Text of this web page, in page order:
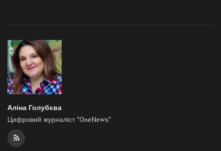
Аліна Голубєва
Цифровий журналіст "OneNews"